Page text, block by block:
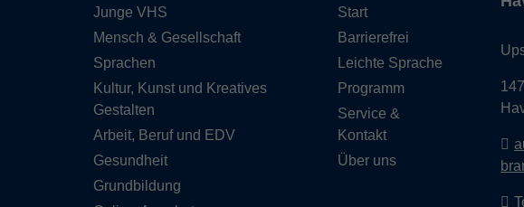
Junge VHS
Mensch & Gesellschaft
Sprachen
Kultur, Kunst und Kreatives
Gestalten
Arbeit, Beruf und EDV
Gesundheit
Grundbildung
Start
Barrierefrei
Leichte Sprache
Programm
Service &
Kontakt
Über uns